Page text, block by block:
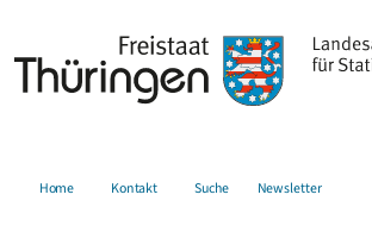
Home Kontakt Suche Newsletter